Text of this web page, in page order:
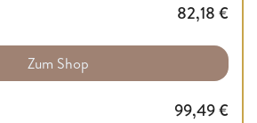
82,18 €
Zum Shop
99,49€